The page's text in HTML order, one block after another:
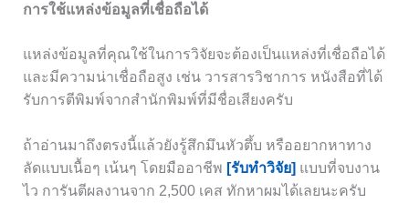
การใช้แหล่งข้อมูลที่เชื่อถือได้
แหล่งข้อมูลที่คุณใช้ในการวิจัยจะต้องเป็นแหล่งที่เชื่อถือได้
และมีความน่าเชื่อถือสูง เช่น วารสารวิชาการ หนังสือที่ได้
รับการตีพิมพ์จากสำนักพิมพ์ที่มีชื่อเสียงครับ
ถ้าอ่านมาถึงตรงนี้แล้วยังรู้สึกมึนหัวตึ้บ หรืออยากหาทาง
ลัดแบบเนื้อๆ เน้นๆ โดยมืออาชีพ [รับทำวิจัย] แบบที่จบงาน
ไว การันตีผลงานจาก 2,500 เคส ทักหาผมได้เลยนะครับ